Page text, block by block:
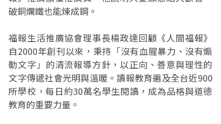
破銅爛鐵也能煉成鋼。
福報生活推廣協會理事長楊政達回顧《人間福報》
自2000年創刊以來，秉持「沒有血腥暴力、沒有煽
動文字」的清流報導方針，以正向、善意與理性的
文字傳遞社會光明與溫暖。讀報教育遍及全台近900
所學校，每日約30萬名學生閱讀，成為品格與道德
教育的重要力量。